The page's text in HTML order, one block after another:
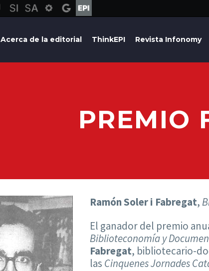
Acerca de la editorial ThinkEPI Revista Infonomy
PREMIO
Ramón Soler i Fabregat,
El ganador del premio
Biblioteconomía y
Fabregat, bibliotecario-
las Cinquenes Jornades